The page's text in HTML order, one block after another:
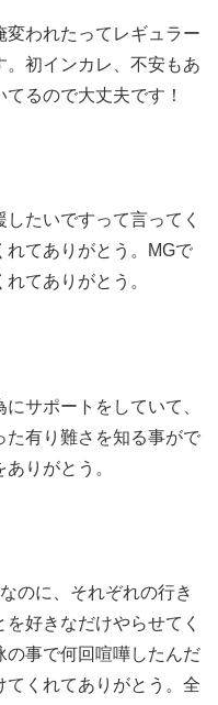
変われたって レギュラー
初インカレ、不安もあ
てるので大丈夫です！
へ
たいですって言ってく
てありがとう。
MGで
てありがとう。
サポートをしていて、
た有り難さを知る事がで
りがとう。
のに、それぞれの行き
好きなだけやらせてく
の事で何回喧嘩したんだ
てくれてありがとう。全